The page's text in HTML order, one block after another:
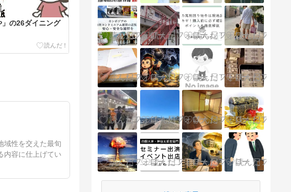
」の26ダイニング
域性を交えた最旬
内容に仕上げてい